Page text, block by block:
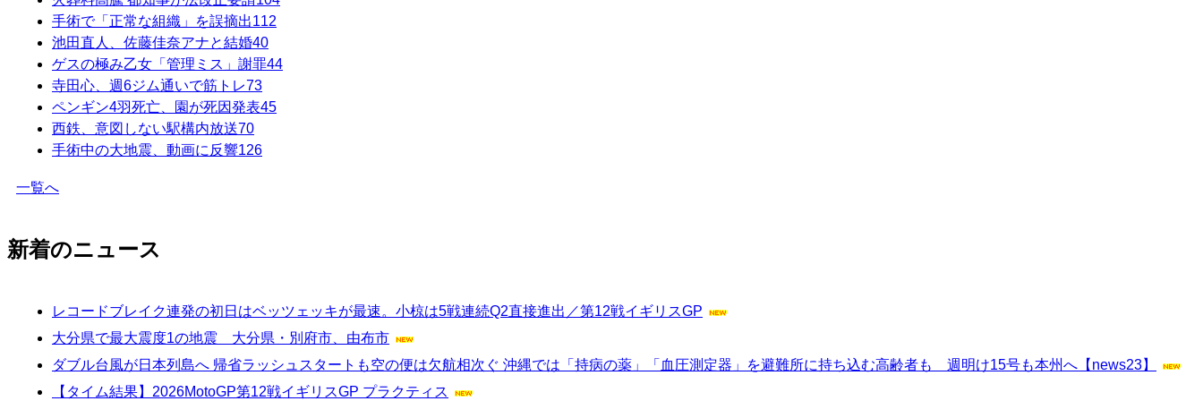
手術で「正常な組織」を誤摘出112
池田直人、佐藤佳奈アナと結婚40
ゲスの極み乙女「管理ミス」謝罪44
寺田心、週6ジム通いで筋トレ73
ペンギン4羽死亡、園が死因発表45
西鉄、意図しない駅構内放送70
手術中の大地震、動画に反響126
一覧へ
新着のニュース
レコードブレイク連発の初日はベッツェッキが最速。小椋は5戦連続Q2直接進出／第12戦イギリスGP
大分県で最大震度1の地震 大分県・別府市、由布市
ダブル台風が日本列島へ 帰省ラッシュスタートも空の便は欠航相次ぐ 沖縄では「持病の薬」「血圧測定器」を避難所に持ち込む高齢者も 週明け15号も本州へ【news23】
【タイム結果】2026MotoGP第12戦イギリスGP プラクティス